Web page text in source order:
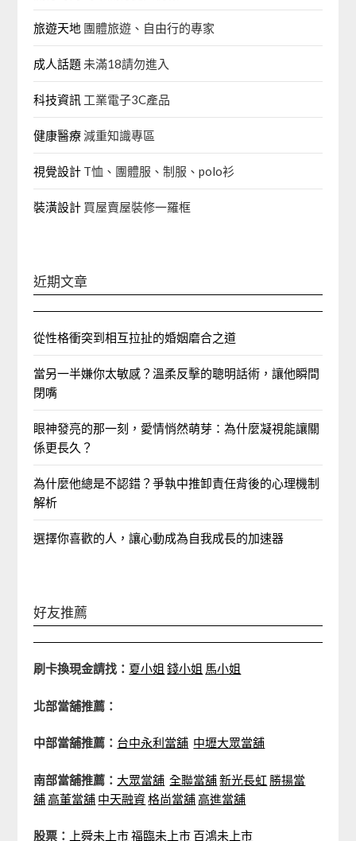
旅遊天地 團體旅遊、自由行的專家‎
成人話題 未滿18請勿進入
科技資訊 工業電子3C產品
健康醫療減重知識專區
視覺設計 T恤、團體服、制服、polo衫
裝潢設計 買屋賣屋裝修一羅框
近期文章
從性格衝突到相互拉扯的婚姻磨合之道
當另一半嫌你太敏感？溫柔反擊的聰明話術，讓他瞬間
閉嘴
眼神發亮的那一刻，愛情悄然萌芽：為什麼凝視能讓關
係更長久？
為什麼他總是不認錯？爭執中推卸責任背後的心理機制
解析
選擇你喜歡的人，讓心動成為自我成長的加速器
好友推薦
刷卡換現金請找： 夏小姐 錢小姐 馬小姐
北部當舖推薦：
中部當舖推薦： 台中永利當舖 中壢大眾當舖
南部當舖推薦： 大眾當舖 全聯當舖新光長虹 勝揚當
舖高董當舖 中天融資格尚當舖高進當舖
股票： 上舜未上市福臨未上市 百鴻未上市